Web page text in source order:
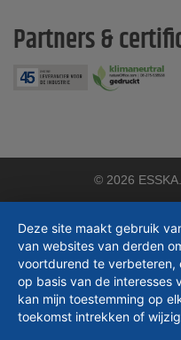
Partners &
© 2026
Deze site maakt gebruik
van websites van derden
voortdurend te verbeteren,
op basis van de interesses
kan mijn toestemming op
toekomst intrekken of